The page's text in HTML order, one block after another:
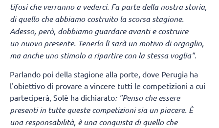
tifosi che verranno a vederci. Fa parte della nostra storia,
di quello che abbiamo costruito la scorsa stagione.
Adesso, però, dobbiamo guardare avanti e costruire
un nuovo presente. Tenerlo lì sarà un motivo di orgoglio,
ma anche uno stimolo a ripartire con la stessa voglia".
Parlando poi della stagione alla porte, dove Perugia ha
l'obiettivo di provare a vincere tutti le competizioni a cui
parteciperà, Solè ha dichiarato: "Penso che essere
presenti in tutte queste competizioni sia un piacere. È
una responsabilità, è una conquista di quello che